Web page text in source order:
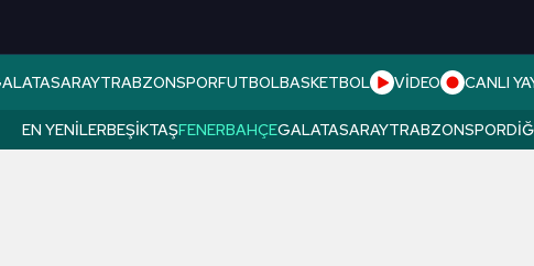
TRABZONSPORFUTBOLBASKETBOL VİDEO CANLI
EN YENILERBEŞIKTAŞFENERBAHÇEGALATASARAYTRABZONSPOR